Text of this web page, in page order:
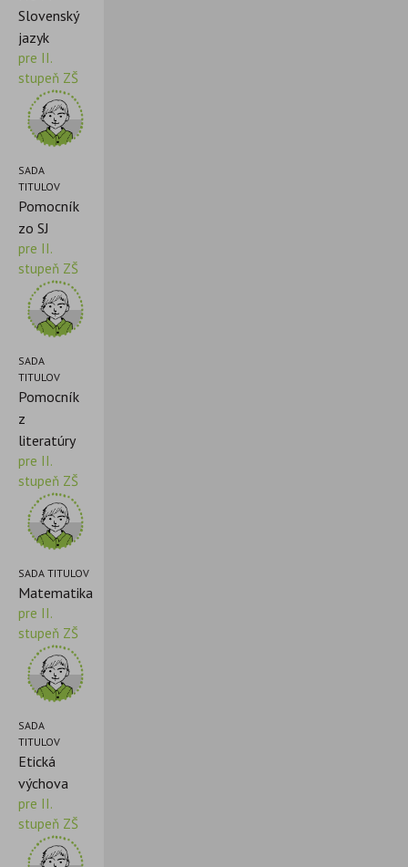
Slovenský
jazyk
pre II.
stupeň ZŠ
SADA
TITULOV
Pomocník
zo SJ
pre II.
stupeň ZŠ
SADA
TITULOV
Pomocník
z
literatúry
pre II.
stupeň ZŠ
SADA TITULOV
Matematika
pre II.
stupeň ZŠ
SADA
TITULOV
Etická
výchova
pre II.
stupeň ZŠ